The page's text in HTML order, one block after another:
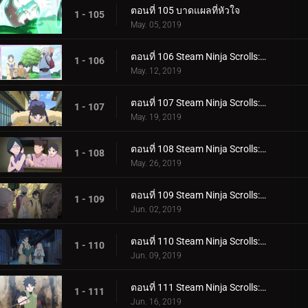
1 - 105 ตอนที่ 105 บาดแผลที่หัวใจ
May. 05, 2019
1 - 106 ตอนที่ 106 Steam Ninja Scrolls: ภารกิจระดับ S!
May. 12, 2019
1 - 107 ตอนที่ 107 Steam Ninja Scrolls: สงครามสุนัขและแมว!
May. 19, 2019
1 - 108 ตอนที่ 108 Steam Ninja Scrolls: โรงแรมผีสิง!
May. 26, 2019
1 - 109 ตอนที่ 109 Steam Ninja Scrolls: มันฝรั่งแผ่นทอดและก้อนหินยักษ์!
Jun. 02, 2019
1 - 110 ตอนที่ 110 Steam Ninja Scrolls: น้ำพุร้อนฟื้นคืนชีพ!
Jun. 09, 2019
1 - 111 ตอนที่ 111 Steam Ninja Scrolls: ราชาแห่งมิไร!
Jun. 16, 2019